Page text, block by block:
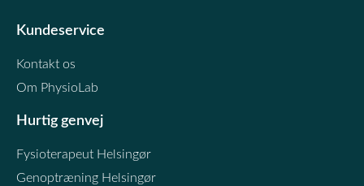
Kundeservice
Kontakt os
Om PhysioLab
Hurtig genvej
Fysioterapeut Helsingør
Genoptræning Helsingør